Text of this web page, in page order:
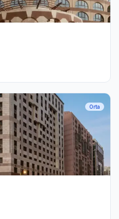
Orta